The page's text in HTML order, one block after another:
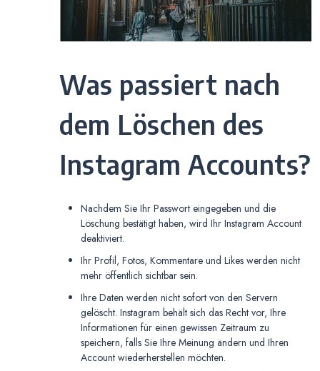
Was passiert nach
dem Löschen des
Instagram Accounts?
Nachdem Sie Ihr Passwort eingegeben und die
Löschung bestätigt haben, wird Ihr Instagram Account
deaktiviert.
Ihr Profil, Fotos, Kommentare und Likes werden nicht
mehr öffentlich sichtbar sein.
Ihre Daten werden nicht sofort von den Servern
gelöscht. Instagram behält sich das Recht vor, Ihre
Informationen für einen gewissen Zeitraum zu
speichern, falls Sie Ihre Meinung ändern und Ihren
Account wiederherstellen möchten.